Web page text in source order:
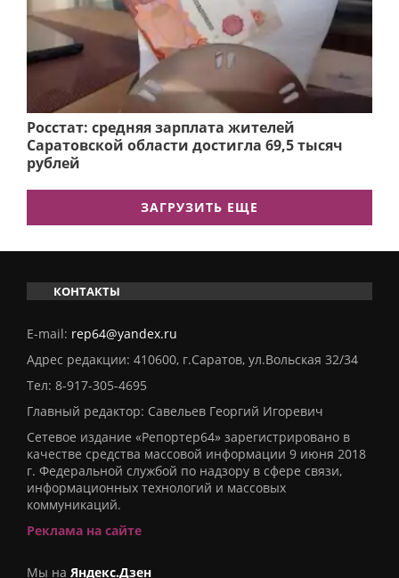
Росстат: средняя зарплата жителей
Саратовской области достигла 69,5 тысяч
рублей
ЗАГРУЗИТЬ ЕЩЕ
КОНТАКТЫ
E-mail: rep64@yandex.ru
Адрес редакции: 410600, г.Саратов, ул.Вольская 32/34
Тел: 8-917-305-4695
Главный редактор: Савельев Георгий Игоревич
Сетевое издание «Репортер64» зарегистрировано в
качестве средства массовой информации 9 июня 2018
г. Федеральной службой по надзору в сфере связи,
информационных технологий и массовых
коммуникаций.
Реклама на сайте
Мы на Яндекс.Дзен